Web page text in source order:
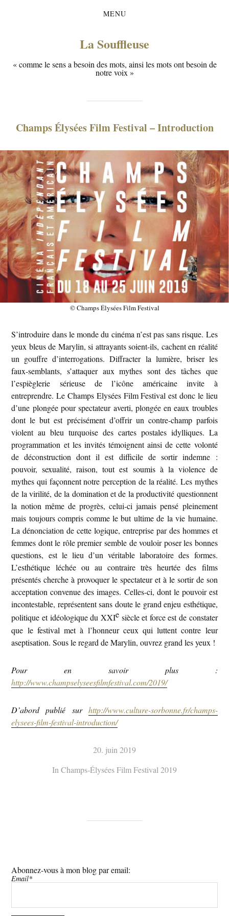
MENU
La Souffleuse
« comme le sens a besoin des mots, ainsi les mots ont besoin de
notre voix »
Champs Élysées Film Festival – Introduction
© Champs Élysées Film Festival
S’introduire dans le monde du cinéma n’est pas sans risque. Les
yeux bleus de Marylin, si attrayants soient-ils, cachent en réalité
un gouffre d’interrogations. Diffracter la lumière, briser les
faux-semblants, s’attaquer aux mythes sont des tâches que
l’espièglerie sérieuse de l’icône américaine invite à
entreprendre. Le Champs Elysées Film Festival est donc le lieu
d’une plongée pour spectateur averti, plongée en eaux troubles
dont le but est précisément d’offrir un contre-champ parfois
violent au bleu turquoise des cartes postales idylliques. La
programmation et les invités témoignent ainsi de cette volonté
de déconstruction dont il est difficile de sortir indemne :
pouvoir, sexualité, raison, tout est soumis à la violence de
mythes qui façonnent notre perception de la réalité. Les mythes
de la virilité, de la domination et de la productivité questionnent
la notion même de progrès, celui-ci jamais pensé pleinement
mais toujours compris comme le but ultime de la vie humaine.
La dénonciation de cette logique, entreprise par des hommes et
femmes dont le rôle premier semble de vouloir poser les bonnes
questions, est le lieu d’un véritable laboratoire des formes.
L’esthétique léchée ou au contraire très heurtée des films
présentés cherche à provoquer le spectateur et à le sortir de son
acceptation convenue des images. Celles-ci, dont le pouvoir est
incontestable, représentent sans doute le grand enjeu esthétique,
politique et idéologique du XXIe siècle et force est de constater
que le festival met à l’honneur ceux qui luttent contre leur
aseptisation. Sous le regard de Marylin, ouvrez grand les yeux !
Pour en savoir plus :
http://www.champselyseesfilmfestival.com/2019/
D’abord publié sur http://www.culture-sorbonne.fr/champs-
elysees-film-festival-introduction/
20. juin 2019
In Champs-Élysées Film Festival 2019
Abonnez-vous à mon blog par email:
Email*